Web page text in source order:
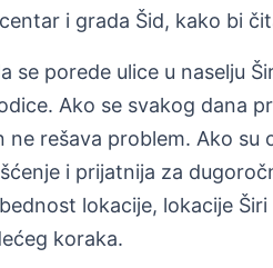
i grada Šid, kako bi
se porede ulice u naselju
Ako se svakog dana
ne rešava problem. Ako
i prijatnija za
lokacije, lokacije
koraka.